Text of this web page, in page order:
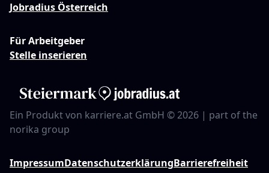
Jobradius Österreich
Für Arbeitgeber
Stelle inserieren
Ein Produkt von karriere.at GmbH © 2026 | part of the
norika group
ImpressumDatenschutzerklärungBarrierefreiheit